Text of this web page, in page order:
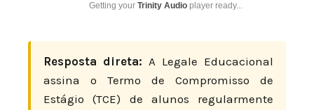
Getting your Trinity Audio player ready...
Resposta direta: A Legale Educacional
assina o Termo de Compromisso de
Estágio (TCE) de alunos regularmente